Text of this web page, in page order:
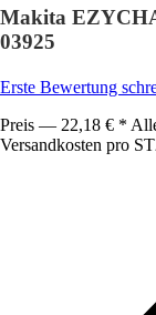
Makita
03925
Erste Bewertung
Preis — 22,18 € *
Versandkosten pro ST